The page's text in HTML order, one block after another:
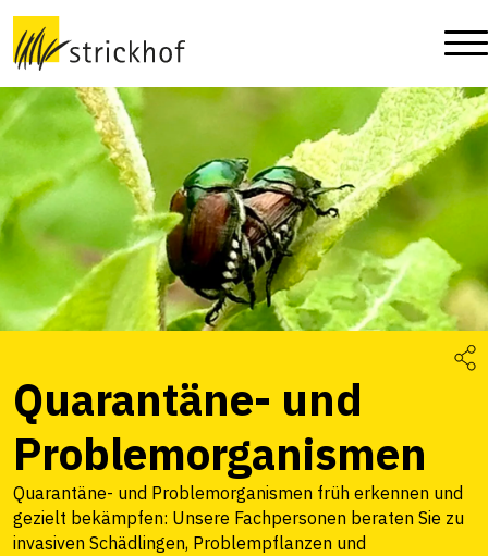
Quarantäne- und
Problemorganismen
Quarantäne- und Problemorganismen früh erkennen und
gezielt bekämpfen: Unsere Fachpersonen beraten Sie zu
invasiven Schädlingen, Problempflanzen und